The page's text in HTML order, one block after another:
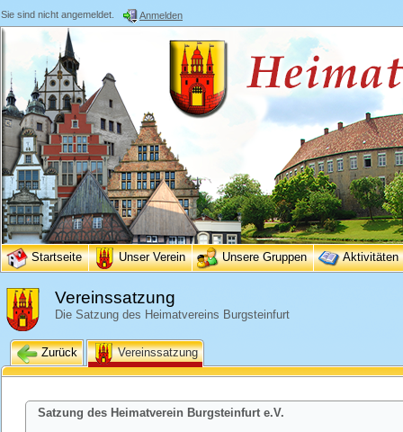
Sie sind nicht angemeldet. Anmelden
Startseite Unser Verein Unsere Gruppen Aktivitäten
Vereinssatzung
Die Satzung des Heimatvereins Burgsteinfurt
Zurück Vereinssatzung
Satzung des Heimatverein Burgsteinfurt e.V.